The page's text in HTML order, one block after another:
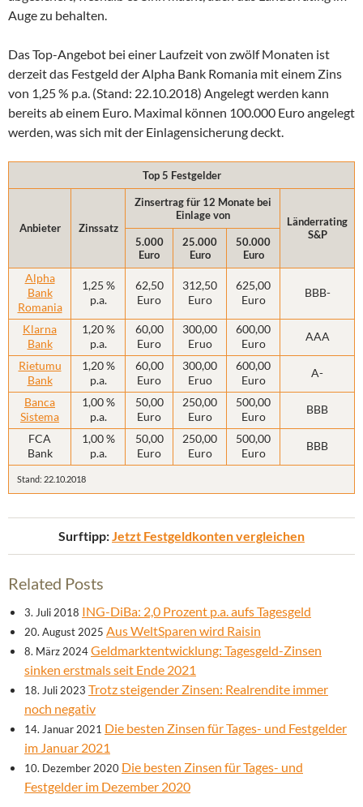
Auge zu behalten.
Das Top-Angebot bei einer Laufzeit von zwölf Monaten ist
derzeit das Festgeld der Alpha Bank Romania mit einem Zins
von 1,25 % p.a. (Stand: 22.10.2018) Angelegt werden kann
bereits ab einem Euro. Maximal können 100.000 Euro angelegt
werden, was sich mit der Einlagensicherung deckt.
Top 5 Festgelder
Anbieter Zinssatz
Zinsertrag für 12 Monate bei
Einlage von
Länderrating
S&P
5.000
Euro
25.000
Euro
50.000
Euro
Stand: 22.10.2018
Alpha
Bank
Romania
1,25 %
p.a.
62,50
Euro
312,50
Euro
625,00
Euro
BBB-
Klarna
Bank
1,20 %
p.a.
60,00
Euro
300,00
Eruo
600,00
Euro
AAA
Rietumu
Bank
1,20 %
p.a.
60,00
Euro
300,00
Eruo
600,00
Euro
A-
Banca
Sistema
1,00 %
p.a.
50,00
Euro
250,00
Euro
500,00
Euro
BBB
FCA
Bank
1,00 %
p.a.
50,00
Euro
250,00
Euro
500,00
Euro
BBB
Surftipp:Jetzt Festgeldkonten vergleichen
Related Posts
3. Juli 2018 ING-DiBa: 2,0 Prozent p.a. aufs Tagesgeld
20. August 2025 Aus WeltSparen wird Raisin
8. März 2024Geldmarktentwicklung: Tagesgeld-Zinsen
sinken erstmals seit Ende 2021
18. Juli 2023 Trotz steigender Zinsen: Realrendite immer
noch negativ
14. Januar 2021 Die besten Zinsen für Tages- und Festgelder
im Januar 2021
10. Dezember 2020 Die besten Zinsen für Tages- und
Festgelder im Dezember 2020